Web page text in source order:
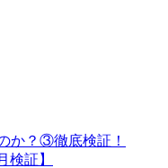
か？③徹底検証！
検証】​